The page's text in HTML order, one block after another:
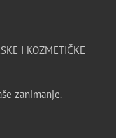
I KOZMETIČKE
zanimanje.